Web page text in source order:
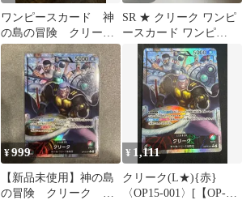
ワンピースカード 神
の島の冒険 クリー
ク L OP15-001 リ
ーダーパラレル
SR ★ クリーク ワンピ
ースカード ワンピ
OP15 神の島の冒険 パ
ラレル
¥999
【新品未使用】神の島
の冒険 クリーク リ
¥ 1,111
クリーク(L★){赤}
〈OP15-001〉[【OP-